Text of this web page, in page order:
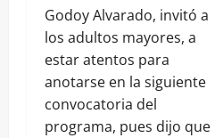
Godoy Alvarado, invitó a
los adultos mayores, a
estar atentos para
anotarse en la siguiente
convocatoria del
programa, pues dijo que